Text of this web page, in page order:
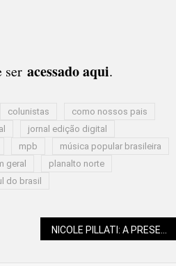
ser acessado aqui.
colunistas
como nossos pais
jornal edição digital
mpb
música popular brasileira
geral
planalto norte
do brasil